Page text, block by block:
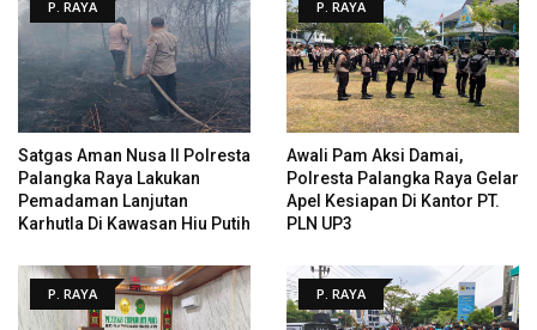
P. RAYA
Satgas Aman Nusa II Polresta
Palangka Raya Lakukan
Pemadaman Lanjutan
Karhutla Di Kawasan Hiu Putih
P. RAYA
Awali Pam Aksi Damai,
Polresta Palangka Raya Gelar
Apel Kesiapan Di Kantor PT.
PLN UP3
P. RAYA P. RAYA